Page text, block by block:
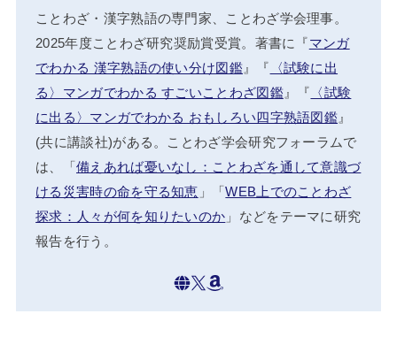
ことわざ・漢字熟語の専門家、ことわざ学会理事。
2025年度ことわざ研究奨励賞受賞。著書に『マンガ
でわかる 漢字熟語の使い分け図鑑』『 〈試験に出
る〉マンガでわかる すごいことわざ図鑑』『 〈試験
に出る〉マンガでわかる おもしろい四字熟語図鑑 』
(共に講談社)がある。ことわざ学会研究フォーラムで
は、「備えあれば憂いなし：ことわざを通して意識づ
ける災害時の命を守る知恵 」「WEB上でのことわざ
探求：人々が何を知りたいのか 」などをテーマに研究
報告を行う。